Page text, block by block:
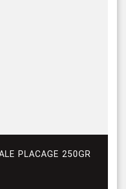
PLACAGE 250GR